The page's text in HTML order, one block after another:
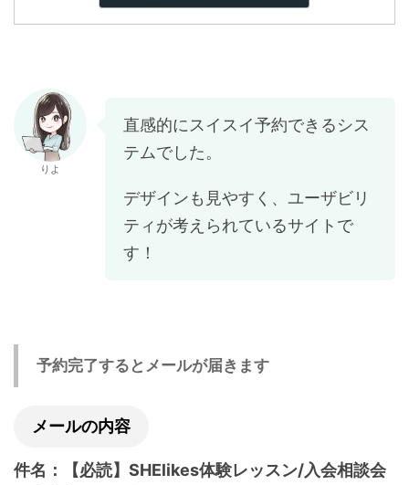
りよ
直感的にスイスイ予約できるシス
テムでした。
デザインも見やすく、ユーザビリ
ティが考えられているサイトで
す！
予約完了するとメールが届きます
メールの内容
件名：【必読】SHElikes体験レッスン/入会相談会